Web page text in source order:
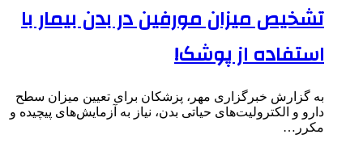
تشخیص میزان مورفین در بدن بیمار با
استفاده از پوشک!
به گزارش خبرگزاری مهر، پزشکان برای تعیین میزان سطح
دارو و الکترولیت‌های حیاتی بدن، نیاز به آزمایش‌های پیچیده و
مکرر…